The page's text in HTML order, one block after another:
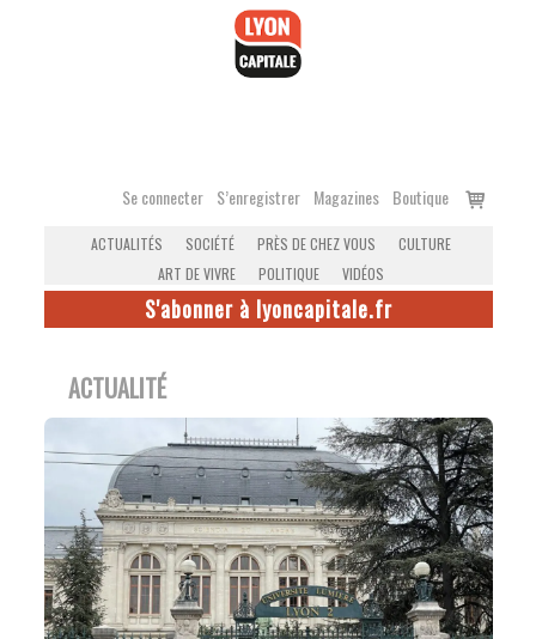
Se connecter S’enregistrer Magazines Boutique
Voir
ACTUALITÉS SOCIÉTÉ PRÈS DE CHEZ VOUS
CULTURE
ART DE VIVRE
POLITIQUE VIDÉOS
S'abonner à lyoncapitale.fr
ACTUALITÉ